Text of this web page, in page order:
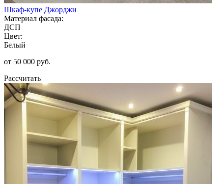
Шкаф-купе Джорджи
Материал фасада:
ДСП
Цвет:
Белый
от 50 000 руб.
Рассчитать